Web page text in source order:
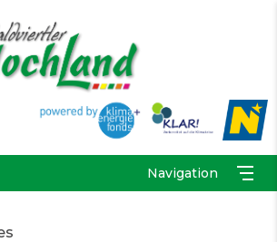
Navigation